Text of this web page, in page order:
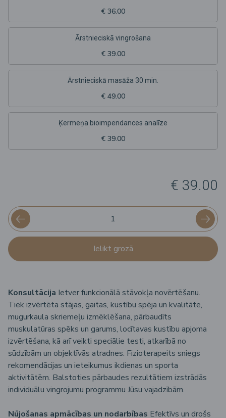
€ 36.00
Ārstnieciskā vingrošana
€ 39.00
Ārstnieciskā masāža 30 min.
€ 49.00
Ķermeņa bioimpendances analīze
€ 39.00
€ 39.00
Ielikt grozā
Konsultācija Ietver funkcionālā stāvokļa novērtēšanu.
Tiek izvērtēta stājas, gaitas, kustību spēja un kvalitāte,
mugurkaula skriemeļu izmēklēšana, pārbaudīts
muskulatūras spēks un garums, locītavas kustību apjoma
izvērtēšana, kā arī veikti speciālie testi, atkarībā no
sūdzībām un objektīvās atradnes. Fizioterapeits sniegs
rekomendācijas un ieteikumus ikdienas un sporta
aktivitātēm. Balstoties pārbaudes rezultātiem izstrādās
individuālu vingrojumu programmu Jūsu vajadzībām.
Nūjošanas apmācības un nodarbības Efektīvs un drošs